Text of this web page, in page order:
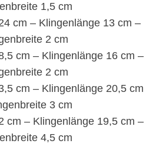
1,5 cm
cm – Klingenlänge 13 cm –
2 cm
cm – Klingenlänge 16 cm –
2 cm
cm – Klingenlänge 20,5 cm
3 cm
cm – Klingenlänge 19,5 cm –
4,5 cm